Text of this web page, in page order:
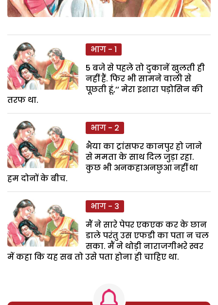
भाग - 1
5 बजे से पहले तो दुकानें खुलती ही
नहीं हैं. फिर भी सामने वाली से
पूछती हूं,’’ मेरा इशारा पड़ोसिन की
तरफ था.
भाग - 2
भैया का ट्रांसफर कानपुर हो जाने
से ममता के साथ दिल जुड़ा रहा.
कुछ भी अनकहाअनछुआ नहीं था
हम दोनों के बीच.
भाग - 3
मैं ने सारे पेपर एकएक कर के छान
डाले परंतु उस एफडी का पता न चल
सका. मैं ने थोड़ी नाराजगीभरे स्वर
में कहा कि यह सब तो उसे पता होना ही चाहिए था.